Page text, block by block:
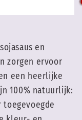
en
zorgen ervoor
een heerlijke
100% natuurlijk:
toegevoegde